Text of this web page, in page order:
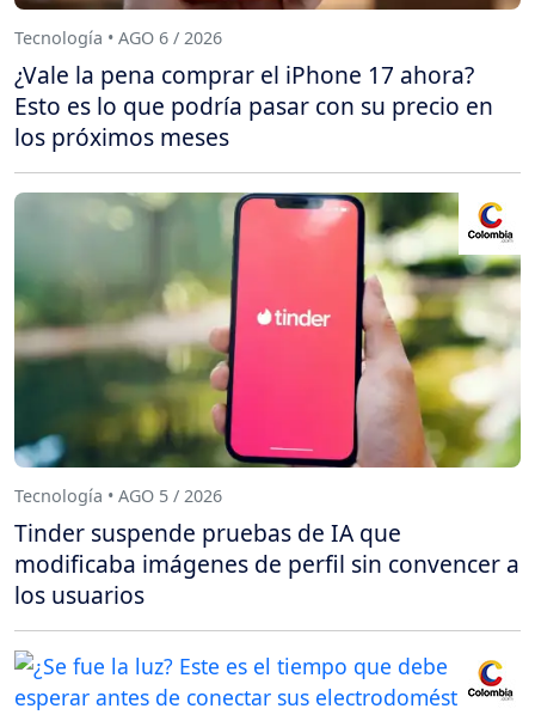
Tecnología • AGO 6 / 2026
¿Vale la pena comprar el iPhone 17 ahora?
Esto es lo que podría pasar con su precio en
los próximos meses
Tecnología • AGO 5 / 2026
Tinder suspende pruebas de IA que
modificaba imágenes de perfil sin convencer a
los usuarios